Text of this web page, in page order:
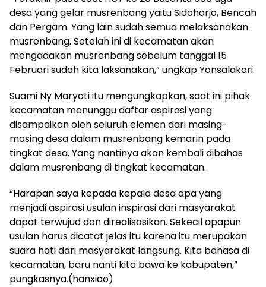
desa yang gelar musrenbang yaitu Sidoharjo, Bencah
dan Pergam. Yang lain sudah semua melaksanakan
musrenbang. Setelah ini di kecamatan akan
mengadakan musrenbang sebelum tanggal 15
Februari sudah kita laksanakan,” ungkap Yonsalakari.
Suami Ny Maryati itu mengungkapkan, saat ini pihak
kecamatan menunggu daftar aspirasi yang
disampaikan oleh seluruh elemen dari masing-
masing desa dalam musrenbang kemarin pada
tingkat desa. Yang nantinya akan kembali dibahas
dalam musrenbang di tingkat kecamatan.
“Harapan saya kepada kepala desa apa yang
menjadi aspirasi usulan inspirasi dari masyarakat
dapat terwujud dan direalisasikan. Sekecil apapun
usulan harus dicatat jelas itu karena itu merupakan
suara hati dari masyarakat langsung. Kita bahasa di
kecamatan, baru nanti kita bawa ke kabupaten,”
pungkasnya.(hanxiao)